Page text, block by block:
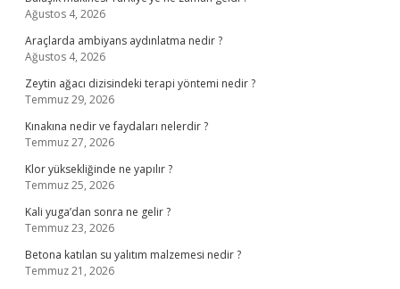
Ağustos 4, 2026
Araçlarda ambiyans aydınlatma nedir ?
Ağustos 4, 2026
Zeytin ağacı dizisindeki terapi yöntemi nedir ?
Temmuz 29, 2026
Kınakına nedir ve faydaları nelerdir ?
Temmuz 27, 2026
Klor yüksekliğinde ne yapılır ?
Temmuz 25, 2026
Kali yuga’dan sonra ne gelir ?
Temmuz 23, 2026
Betona katılan su yalıtım malzemesi nedir ?
Temmuz 21, 2026